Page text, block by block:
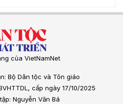
của VietNamNet
Bộ Dân tộc và Tôn giáo
cấp ngày 17/10/2025
Nguyễn Văn Bá